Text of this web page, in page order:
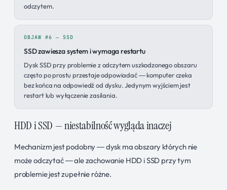
odczytem.
OBJAW #6 — SSD
SSD zawiesza system i wymaga restartu
Dysk SSD przy problemie z odczytem uszkodzonego obszaru
często po prostu przestaje odpowiadać — komputer czeka
bez końca na odpowiedź od dysku. Jedynym wyjściem jest
restart lub wyłączenie zasilania.
HDD i SSD — niestabilność wygląda inaczej
Mechanizm jest podobny — dysk ma obszary których nie
może odczytać — ale zachowanie HDD i SSD przy tym
problemie jest zupełnie różne.